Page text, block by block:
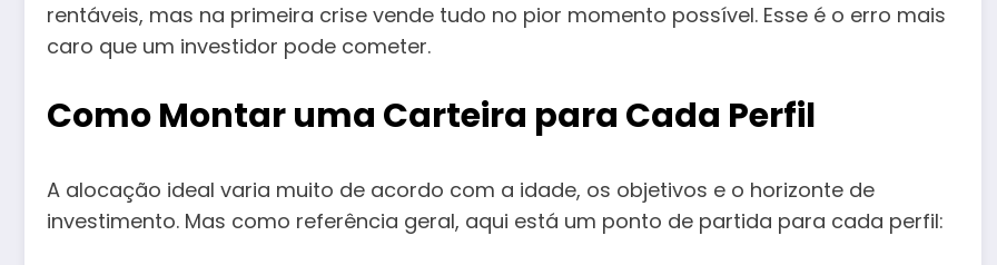
rentáveis, mas na primeira crise vende tudo no pior momento possível. Esse é o erro mais
caro que um investidor pode cometer.
Como Montar uma Carteira para Cada Perfil
A alocação ideal varia muito de acordo com a idade, os objetivos e o horizonte de
investimento. Mas como referência geral, aqui está um ponto de partida para cada perfil: